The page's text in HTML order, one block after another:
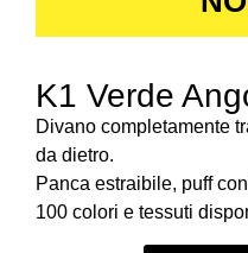
K1 Verde
Divano completamente
da dietro.
Panca estraibile, puff
100 colori e tessuti